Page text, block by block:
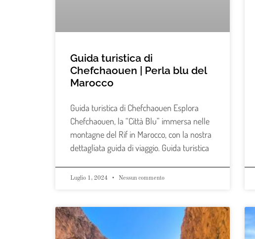
Guida turistica di
Chefchaouen | Perla blu del
Marocco
Guida turistica di Chefchaouen Esplora
Chefchaouen, la “Città Blu” immersa nelle
montagne del Rif in Marocco, con la nostra
dettagliata guida di viaggio. Guida turistica
Luglio 1, 2024 Nessun commento